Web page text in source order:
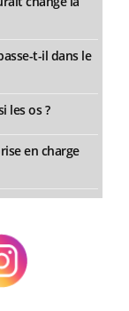
t-il dans le
les os ?
en charge